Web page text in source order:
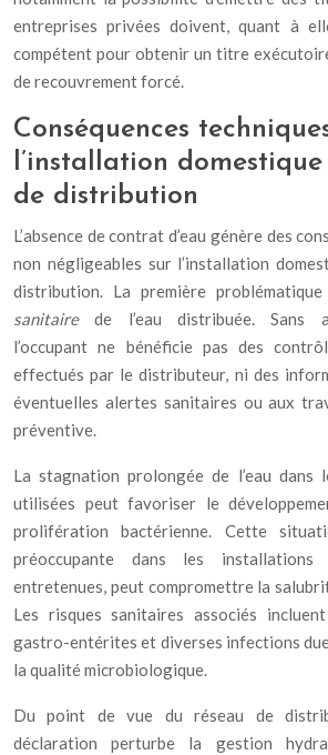
entreprises privées doivent, quant à
compétent pour obtenir un titre
de recouvrement forcé.
Conséquences
l’installation
de distribution
L’absence de contrat d’eau génère des
non négligeables sur l’installation
distribution. La première
sanitairede l’eau distribuée. Sans
l’occupant ne bénéficie pas des
effectués par le distributeur, ni des
éventuelles alertes sanitaires ou aux
préventive.
La stagnation prolongée de l’eau dans
utilisées peut favoriser le
prolifération bactérienne. Cette
préoccupante dans les installations
entretenues, peut compromettre la
Les risques sanitaires associés
gastro-entérites et diverses infections
la qualité microbiologique.
Du point de vue du réseau de
déclaration perturbe la gestion